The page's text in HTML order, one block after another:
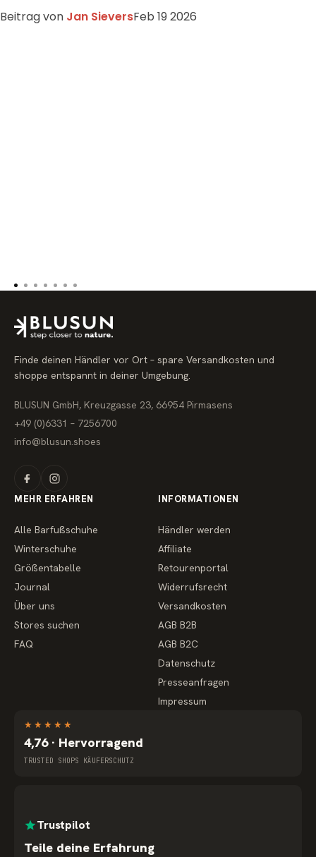
Beitrag von Jan SieversFeb 19 2026
Finde deinen Händler vor Ort – spare Versandkosten und
shoppe entspannt in deiner Umgebung.
BLUSUN GmbH, Kreuzgasse 23, 66954 Pirmasens
+49 (0)6331 – 7256700
info@blusun.shoes
MEHR ERFAHREN
Alle Barfußschuhe
Winterschuhe
Größentabelle
Journal
Über uns
Stores suchen
FAQ
INFORMATIONEN
Händler werden
Affiliate
Retourenportal
Widerrufsrecht
Versandkosten
AGB B2B
AGB B2C
Datenschutz
Presseanfragen
Impressum
★ ★ ★ ★ ★
4,76 · Hervorragend
TRUSTED SHOPS KÄUFERSCHUTZ
Trustpilot
Teile deine Erfahrung